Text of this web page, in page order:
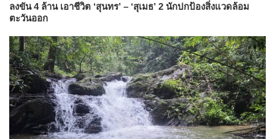
ลงขัน 4 ล้าน เอาชีวิต ‘สุนทร’ – ‘สุเมธ’ 2 นักปกป้องสิ่งแวดล้อม
ตะวันออก